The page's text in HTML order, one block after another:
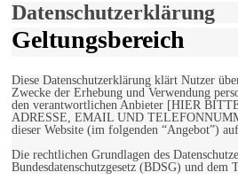
Datenschutzerklärung
Geltungsbereich
Diese Datenschutzerklärung klärt Nutzer
Zwecke der Erhebung und Verwendung
den verantwortlichen Anbieter [HIER
ADRESSE, EMAIL UND
dieser Website (im folgenden “Angebot”)
Die rechtlichen Grundlagen des
Bundesdatenschutzgesetz (BDSG) und dem